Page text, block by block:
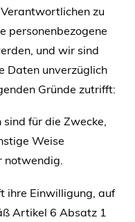
zu
personenbezogene
und wir sind
Daten unverzüglich
Gründe zutrifft:
für die Zwecke,
Weise
ihre Einwilligung, auf
Artikel 6 Absatz 1